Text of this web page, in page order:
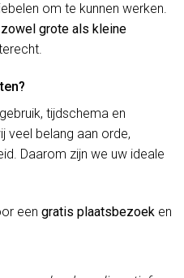
om te kunnen werken.
zowel grote als kleine
tijdschema en
veel belang aan orde,
Daarom zijn we uw ideale
een gratis plaatsbezoek en